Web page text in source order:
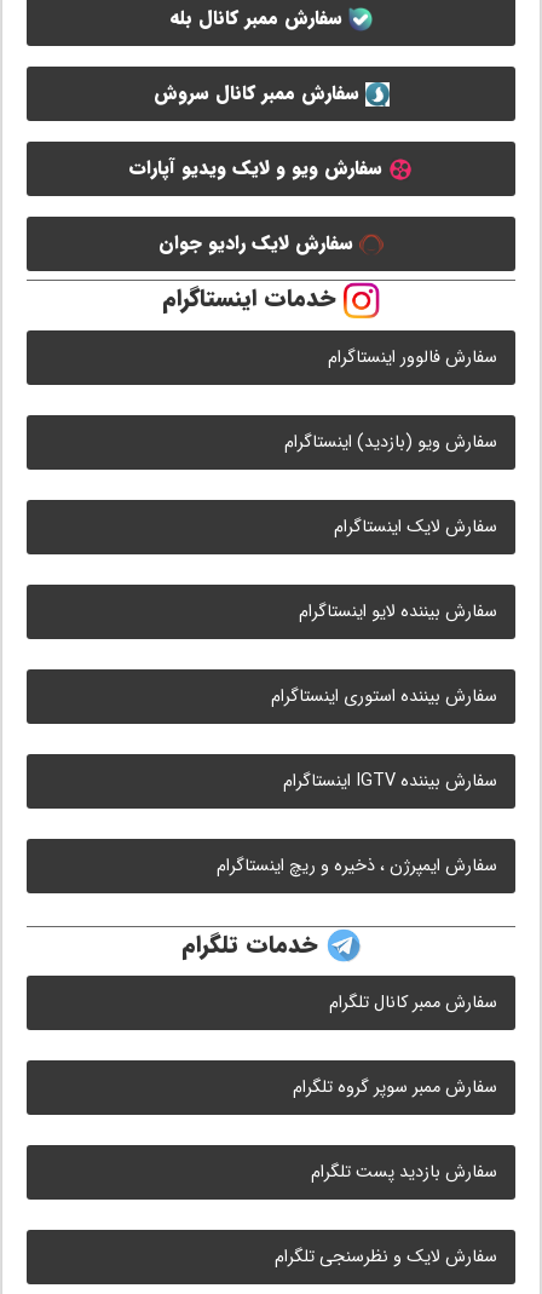
سفارش ممبر کانال بله
سفارش ممبر کانال سروش
سفارش ویو و لایک ویدیو آپارات
سفارش لایک رادیو جوان
خدمات اینستاگرام
سفارش فالوور اینستاگرام
سفارش ویو (بازدید) اینستاگرام
سفارش لایک اینستاگرام
سفارش بیننده لایو اینستاگرام
سفارش بیننده استوری اینستاگرام
سفارش بیننده IGTV اینستاگرام
سفارش ایمپرژن ، ذخیره و ریچ اینستاگرام
خدمات تلگرام
سفارش ممبر کانال تلگرام
سفارش ممبر سوپر گروه تلگرام
سفارش بازدید پست تلگرام
سفارش لایک و نظرسنجی تلگرام